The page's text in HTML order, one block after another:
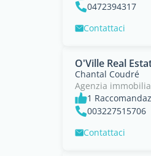
0472394317
Contattaci
O'Ville Real
Chantal Coudré
Agenzia
1
003227515706
Contattaci